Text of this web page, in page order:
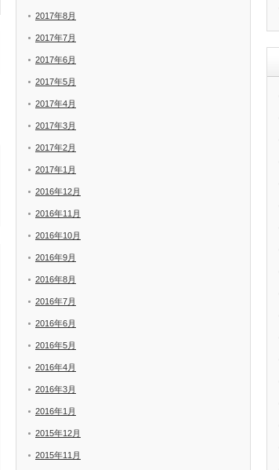
2017年8月
2017年7月
2017年6月
2017年5月
2017年4月
2017年3月
2017年2月
2017年1月
2016年12月
2016年11月
2016年10月
2016年9月
2016年8月
2016年7月
2016年6月
2016年5月
2016年4月
2016年3月
2016年1月
2015年12月
2015年11月